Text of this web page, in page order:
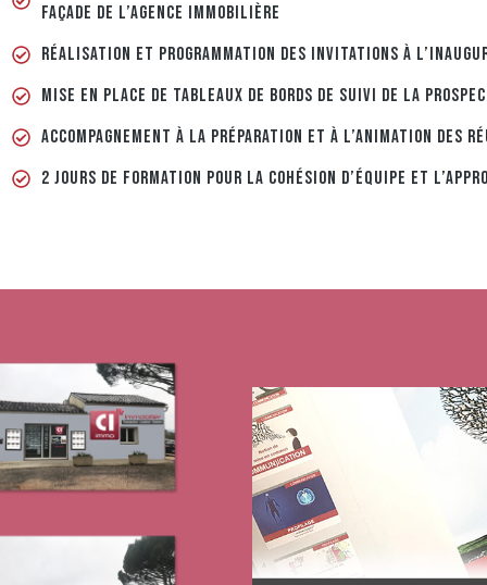
FAÇADE DE L’AGENCE IMMOBILIÈRE
RÉALISATION ET PROGRAMMATION DES INVITATIONS À
MISE EN PLACE DE TABLEAUX DE BORDS DE SUIVI DE LA
ACCOMPAGNEMENT À LA PRÉPARATION ET À L’ANIMATION DES
2 JOURS DE FORMATION POUR LA COHÉSION D’ÉQUIPE ET